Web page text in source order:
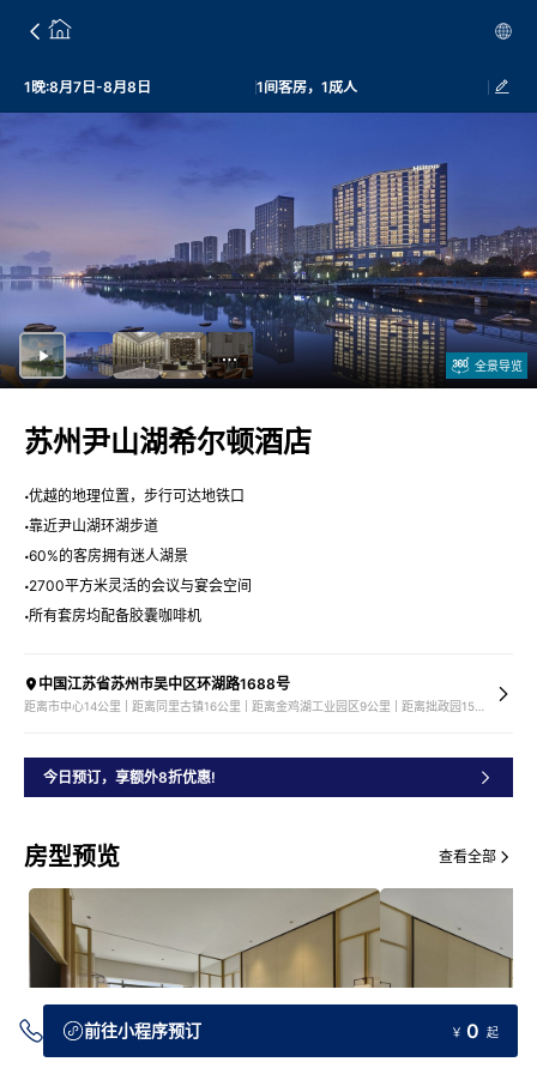
1晚:8月7日-8月8日 1间客房，1成人
全景导览
苏州尹山湖希尔顿酒店
优越的地理位置，步行可达地铁口
靠近尹山湖环湖步道
60%的客房拥有迷人湖景
2700平方米灵活的会议与宴会空间
所有套房均配备胶囊咖啡机
中国江苏省苏州市吴中区环湖路1688号
今日预订，享额外8折优惠!
房型预览 查看全部
前往小程序预订 ￥ 0 起